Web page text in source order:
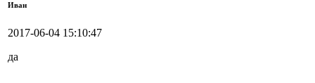
Иван
2017-06-04 15:10:47
да